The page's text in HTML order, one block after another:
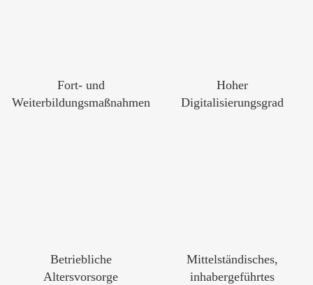
Fort- und
Weiterbildungsmaßnahmen
Hoher
Digitalisierungsgrad
Betriebliche
Altersvorsorge
Mittelständisches,
inhabergeführtes